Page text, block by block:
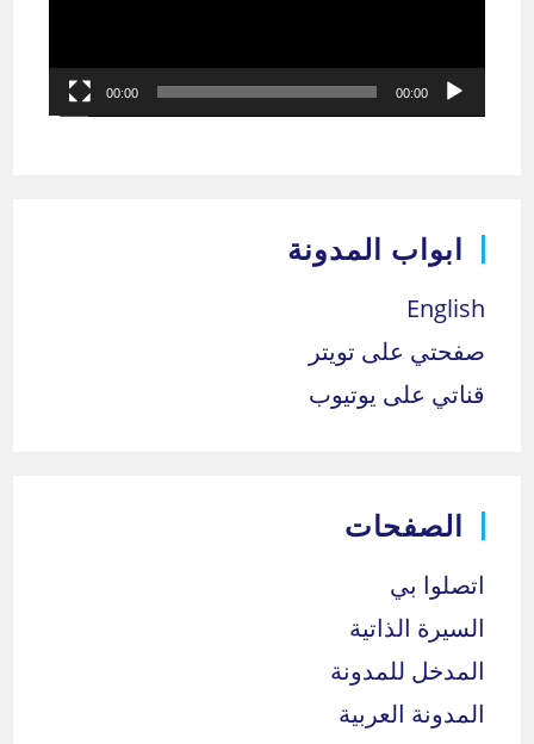
00:00
00:00
ابواب المدونة
English
صفحتي على تويتر
قناتي على يوتيوب
الصفحات
اتصلوا بي
السيرة الذاتية
المدخل للمدونة
المدونة العربية